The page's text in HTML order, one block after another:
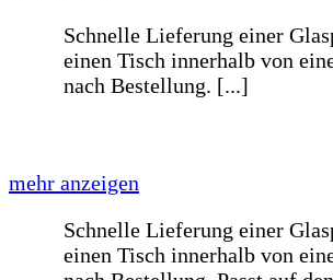
geworden. Ich war irgendwie noch am
überlegen, ob es Plexiglas vom
Baumarkt sein sollte, allerdings bin ich
davon abgekommen, weil es im
weniger anzeigen